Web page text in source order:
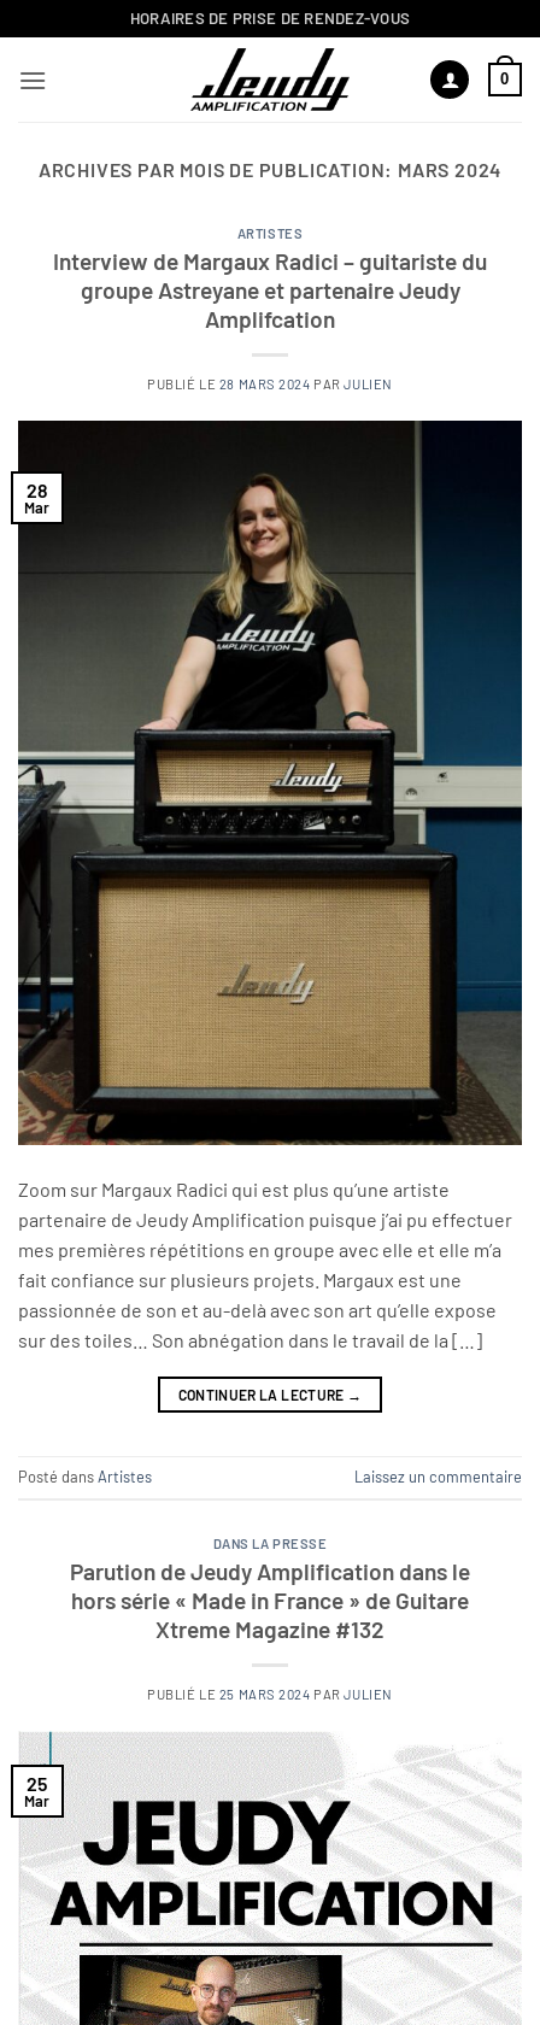
au
contenu
HORAIRES DE PRISE DE RENDEZ-VOUS
0
ARCHIVES PAR MOIS DE PUBLICATION: MARS 2024
ARTISTES
Interview de Margaux Radici – guitariste du
groupe Astreyane et partenaire Jeudy
Amplifcation
PUBLIÉ LE 28 MARS 2024 PARJULIEN
28
Mar
Zoom sur Margaux Radici qui est plus qu’une artiste
partenaire de Jeudy Amplification puisque j’ai pu effectuer
mes premières répétitions en groupe avec elle et elle m’a
fait confiance sur plusieurs projets. Margaux est une
passionnée de son et au-delà avec son art qu’elle expose
sur des toiles… Son abnégation dans le travail de la […]
CONTINUER LA LECTURE →
Posté dansArtistes Laissez un commentaire
DANS LA PRESSE
Parution de Jeudy Amplification dans le
hors série « Made in France » de Guitare
Xtreme Magazine #132
PUBLIÉ LE 25 MARS 2024 PARJULIEN
25
Mar